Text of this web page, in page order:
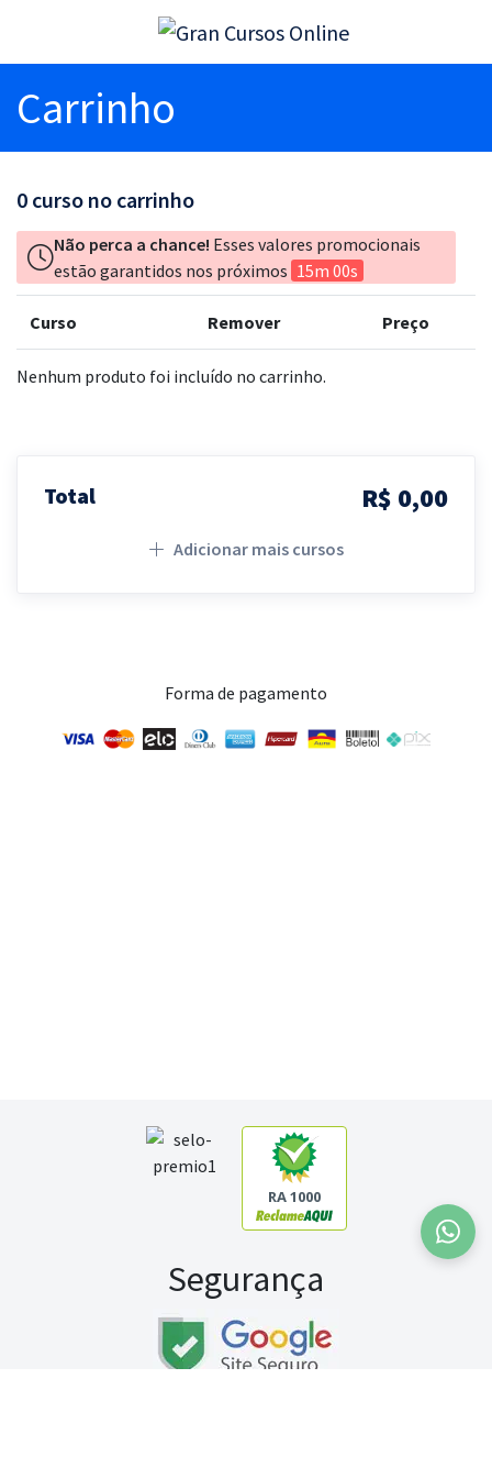
Carrinho
0 curso no carrinho
Não perca a chance! Esses valores promocionais
estão garantidos nos próximos 15m 00s
Curso Remover Preço
Nenhum produto foi incluído no carrinho.
Total R$ 0,00
Adicionar mais cursos
Forma de pagamento
RA 1000
Segurança